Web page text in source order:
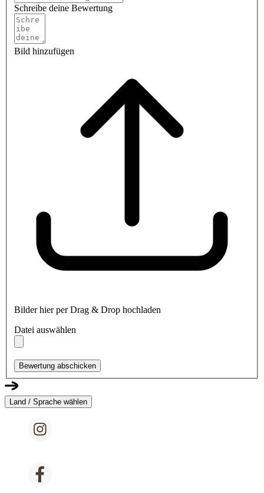
Schreibe deine Bewertung
Bild hinzufügen
Bilder hier per Drag & Drop hochladen
Datei auswählen
Bewertung abschicken
Land / Sprache wählen